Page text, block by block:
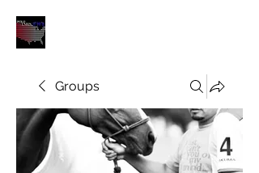
Groups